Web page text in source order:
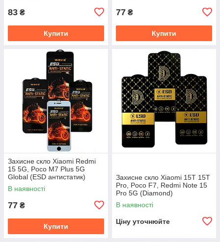
83 ₴
Купити
77 ₴
Купити
Захисне скло Xiaomi Redmi
15 5G, Poco M7 Plus 5G
Global (ESD антистатик)
В наявності
77 ₴
Купити
Захисне скло Xiaomi 15T 15T
Pro, Poco F7, Redmi Note 15
Pro 5G (Diamond)
В наявності
Ціну уточнюйте